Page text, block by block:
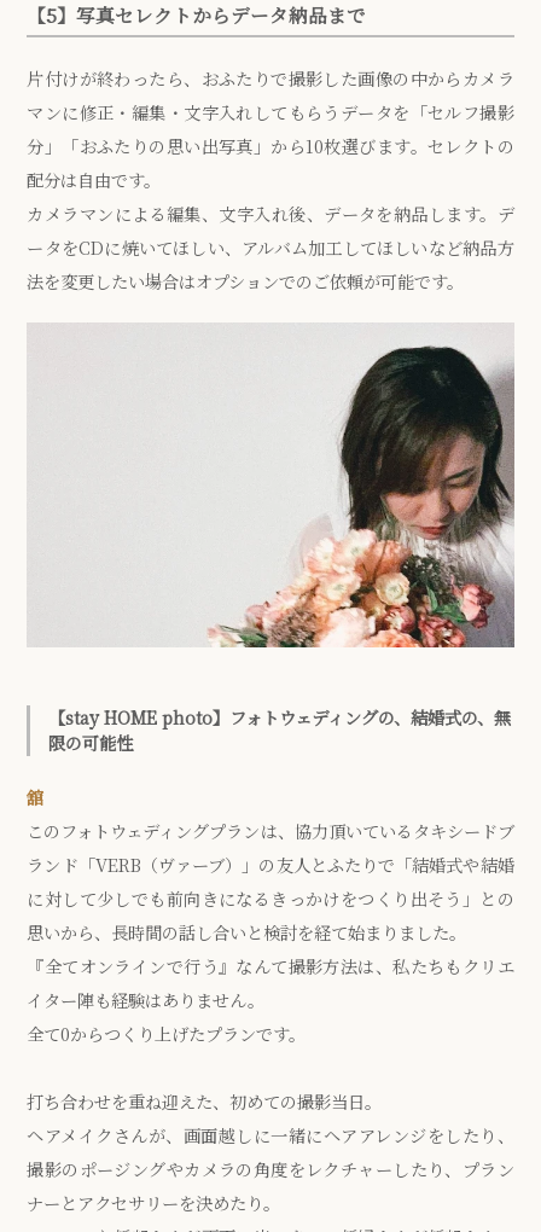
【5】写真セレクトからデータ納品まで
片付けが終わったら、おふたりで撮影した画像の中からカメラ
マンに修正・編集・文字入れしてもらうデータを「セルフ撮影
分」「おふたりの思い出写真」から10枚選びます。セレクトの
配分は自由です。
カメラマンによる編集、文字入れ後、データを納品します。デ
ータをCDに焼いてほしい、アルバム加工してほしいなど納品方
法を変更したい場合はオプションでのご依頼が可能です。
【stay HOME photo】フォトウェディングの、結婚式の、無
限の可能性
舘
このフォトウェディングプランは、協力頂いているタキシードブ
ランド「VERB（ヴァーブ）」の友人とふたりで「結婚式や結婚
に対して少しでも前向きになるきっかけをつくり出そう」との
思いから、長時間の話し合いと検討を経て始まりました。
『全てオンラインで行う』なんて撮影方法は、私たちもクリエ
イター陣も経験はありません。
全て0からつくり上げたプランです。
打ち合わせを重ね迎えた、初めての撮影当日。
ヘアメイクさんが、画面越しに一緒にヘアアレンジをしたり、
撮影のポージングやカメラの角度をレクチャーしたり、プラン
ナーとアクセサリーを決めたり。